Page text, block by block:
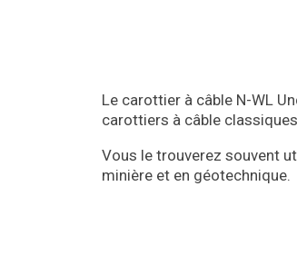
Le carottier à câble N-WL
carottiers à câble
Vous le trouverez souvent
minière et en géotechnique.